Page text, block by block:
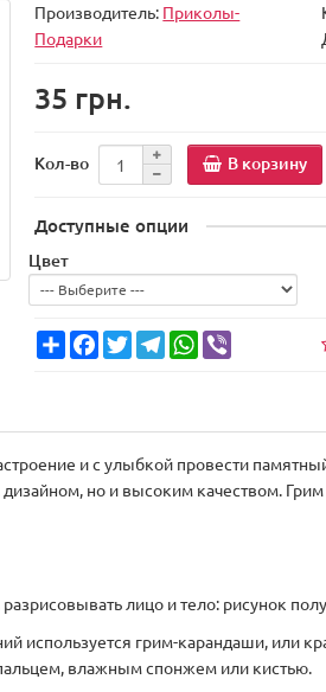
Производитель: Приколы-
Подарки
35 грн.
Кол-во В корзину
Доступные опции
Цвет
ShareFacebook
TwitterTelegramWhatsApp
и с улыбкой провести
но и высоким качеством.
лицо и тело: рисунок
используется грим-карандаши, или
влажным спонжем или кистью.